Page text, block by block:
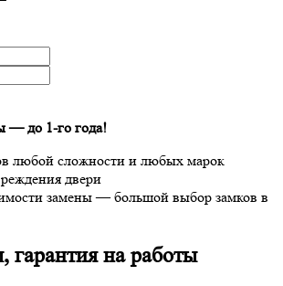
—до 1-го года!
любой сложности и любых марок
двери
замены — большой выбор замков в
гарантия на работы